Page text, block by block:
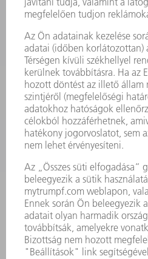
LÉZER
TELJESÍTMÉNYELEKTRONIKA
ELEKTROMOS KÉZIGÉPEK
SMART FACTORY
SZOFTVER
SZOLGÁLTATÁSOK
ALKALMAZÁSOK
ÁGAZATOK
A VÁLLALAT
KARRIER
ÁLLÁSAJÁNLATOK
VÁLLALAT PROFIL
ÜGYVEZETÉS
ÜZLETI JELENTÉS
A VÁLLALAT ALAPELVEI
COMPLIANCE
BEJELENTŐ RENDSZER
BIZTONSÁG
SAJTÓKÖZLEMÉNYEK
MAGAZIN
FENNTARTHATÓSÁG